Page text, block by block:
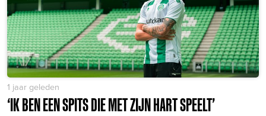
1 jaar geleden
‘IK BEN EEN SPITS DIE MET ZIJN HART SPEELT’